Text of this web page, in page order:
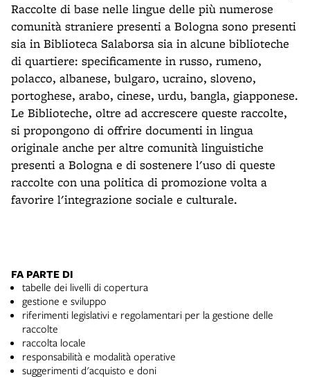
Raccolte di base nelle lingue delle più numerose
comunità straniere presenti a Bologna sono presenti
sia in Biblioteca Salaborsa sia in alcune biblioteche
di quartiere: specificamente in russo, rumeno,
polacco, albanese, bulgaro, ucraino, sloveno,
portoghese, arabo, cinese, urdu, bangla, giapponese.
Le Biblioteche, oltre ad accrescere queste raccolte,
si propongono di offrire documenti in lingua
originale anche per altre comunità linguistiche
presenti a Bologna e di sostenere l'uso di queste
raccolte con una politica di promozione volta a
favorire l'integrazione sociale e culturale.
FA PARTE DI
tabelle dei livelli di copertura
gestione e sviluppo
riferimenti legislativi e regolamentari per la gestione delle
raccolte
raccolta locale
responsabilità e modalità operative
suggerimenti d'acquisto e doni